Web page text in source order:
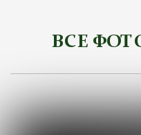
ВСЕ